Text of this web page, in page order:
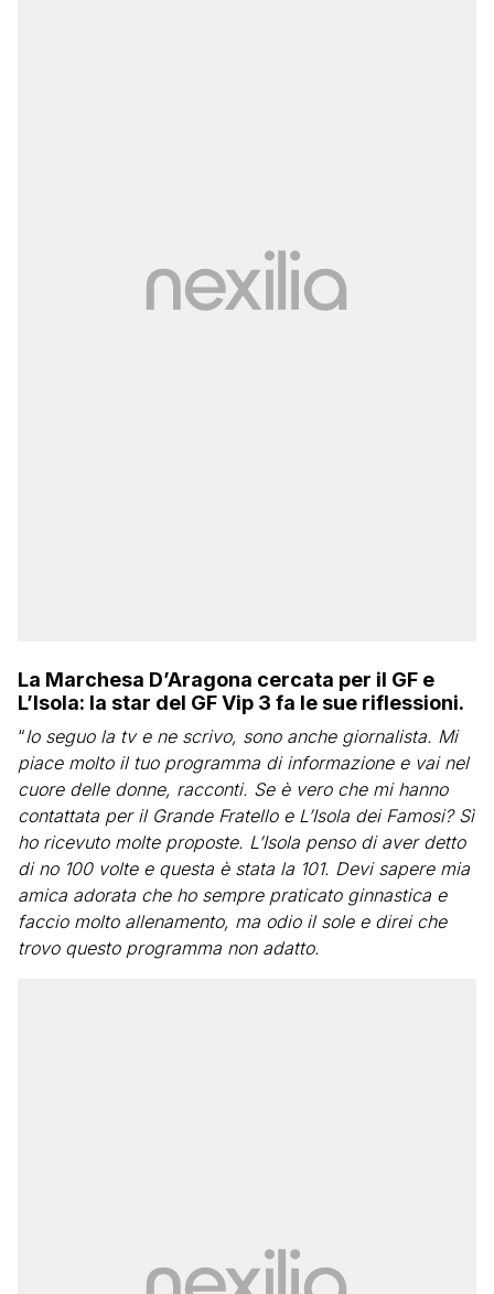
La Marchesa D’Aragona cercata per il GF e
L’Isola: la star del GF Vip 3 fa le sue riflessioni.
“Io seguo la tv e ne scrivo, sono anche giornalista. Mi
piace molto il tuo programma di informazione e vai nel
cuore delle donne, racconti. Se è vero che mi hanno
contattata per il Grande Fratello e L’Isola dei Famosi? Sì
ho ricevuto molte proposte. L’Isola penso di aver detto
di no 100 volte e questa è stata la 101. Devi sapere mia
amica adorata che ho sempre praticato ginnastica e
faccio molto allenamento, ma odio il sole e direi che
trovo questo programma non adatto.